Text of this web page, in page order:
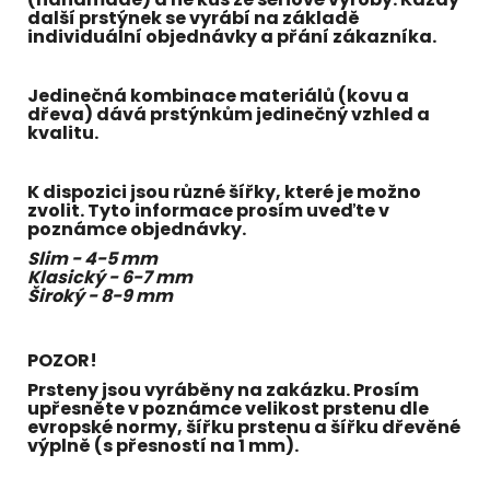
další prstýnek se vyrábí na základě
individuální objednávky a přání zákazníka.
Jedinečná kombinace materiálů (kovu a
dřeva) dává prstýnkům jedinečný vzhled a
kvalitu.
K dispozici jsou různé šířky, které je možno
zvolit. Tyto informace prosím uveďte v
poznámce objednávky.
Slim - 4-5 mm
Klasický - 6-7 mm
Široký - 8-9 mm
POZOR!
Prsteny jsou vyráběny na zakázku. Prosím
upřesněte v poznámce velikost prstenu dle
evropské normy,šířku prstenu a šířku dřevěné
výplně (s přesností na 1 mm).